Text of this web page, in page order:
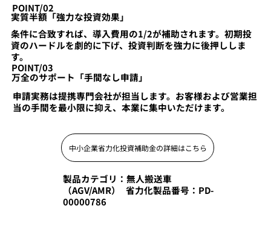
実質半額「強力な投資効果」
POINT/02
条件に合致すれば、導入費用の1/2が補助されます。初期投
資のハードルを劇的に下げ、投資判断を強力に後押ししま
す。
万全のサポート「手間なし申請」
POINT/03
申請実務は提携専門会社が担当します。お客様および営業担
当の手間を最小限に抑え、本業に集中いただけます。
製品カテゴリ：無人搬送車
（AGV/AMR） 省力化製品番号：PD-
00000786
中小企業省力化投資補助金の詳細はこちら